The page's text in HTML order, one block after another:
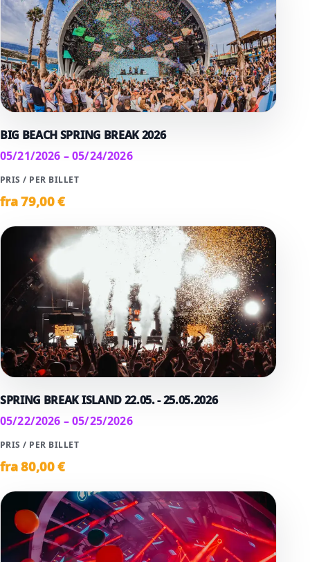
BIG BEACH SPRING BREAK 2026
05/21/2026 – 05/24/2026
PRIS / PER BILLET
fra79,00 €
SPRING BREAK ISLAND 22.05. - 25.05.2026
05/22/2026 – 05/25/2026
PRIS / PER BILLET
fra80,00 €